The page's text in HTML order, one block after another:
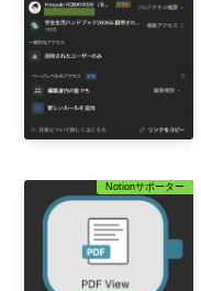
Notionサポーター